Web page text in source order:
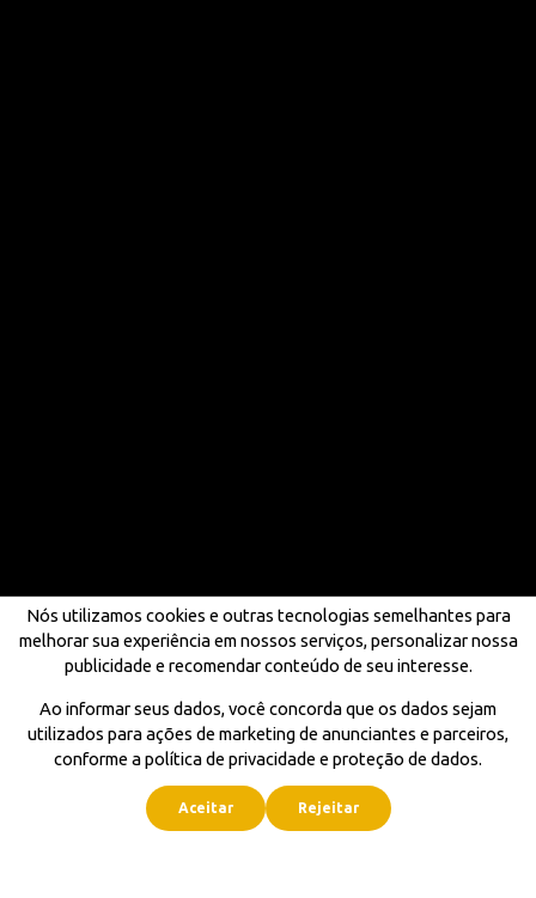
Nós utilizamos cookies e outras tecnologias semelhantes para
melhorar sua experiência em nossos serviços, personalizar nossa
publicidade e recomendar conteúdo de seu interesse.
Ao informar seus dados, você concorda que os dados sejam
utilizados para ações de marketing de anunciantes e parceiros,
conforme a política de privacidade e proteção de dados.
Aceitar Rejeitar